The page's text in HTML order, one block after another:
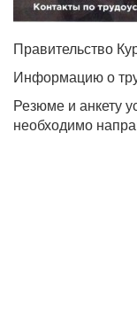
Правительство
Информацию о
Резюме и анкету
необходимо